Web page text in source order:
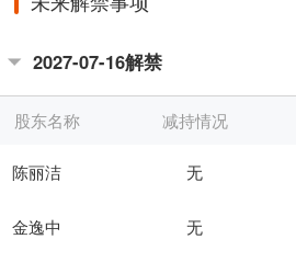
2027-07-16解禁
股东名称
陈丽洁
金逸中
减持情况
无
无